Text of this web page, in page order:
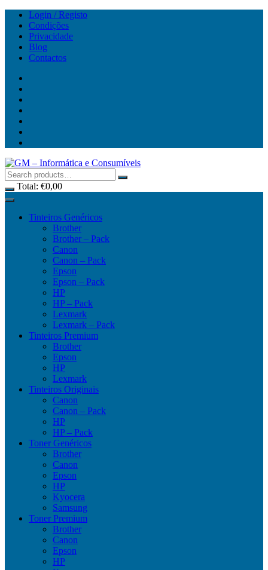
Skip
content
Login / Registo
Condições
Privacidade
Blog
Contactos
Total: €0,00
Tinteiros Genéricos
Brother
Brother – Pack
Canon
Canon – Pack
Epson
Epson – Pack
HP
HP – Pack
Lexmark
Lexmark – Pack
Tinteiros Premium
Brother
Epson
HP
Lexmark
Tinteiros Originais
Canon
Canon – Pack
HP
HP – Pack
Toner Genéricos
Brother
Canon
Epson
HP
Kyocera
Samsung
Toner Premium
Brother
Canon
Epson
HP